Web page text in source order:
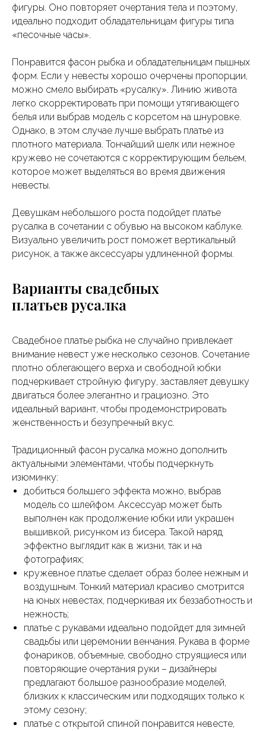
фигуры. Оно повторяет очертания тела и поэтому,
идеально подходит обладательницам фигуры типа
«песочные часы».
Понравится фасон рыбка и обладательницам пышных
форм. Если у невесты хорошо очерчены пропорции,
можно смело выбирать «русалку». Линию живота
легко скорректировать при помощи утягивающего
белья или выбрав модель с корсетом на шнуровке.
Однако, в этом случае лучше выбрать платье из
плотного материала. Тончайший шелк или нежное
кружево не сочетаются с корректирующим бельем,
которое может выделяться во время движения
невесты.
Девушкам небольшого роста подойдет платье
русалка в сочетании с обувью на высоком каблуке.
Визуально увеличить рост поможет вертикальный
рисунок, а также аксессуары удлиненной формы.
Варианты свадебных
платьев русалка
Свадебное платье рыбка не случайно привлекает
внимание невест уже несколько сезонов. Сочетание
плотно облегающего верха и свободной юбки
подчеркивает стройную фигуру, заставляет девушку
двигаться более элегантно и грациозно. Это
идеальный вариант, чтобы продемонстрировать
женственность и безупречный вкус.
Традиционный фасон русалка можно дополнить
актуальными элементами, чтобы подчеркнуть
изюминку:
добиться большего эффекта можно, выбрав
модель со шлейфом. Аксессуар может быть
выполнен как продолжение юбки или украшен
вышивкой, рисунком из бисера. Такой наряд
эффектно выглядит как в жизни, так и на
фотографиях;
кружевное платье сделает образ более нежным и
воздушным. Тонкий материал красиво смотрится
на юных невестах, подчеркивая их беззаботность и
нежность;
платье с рукавами идеально подойдет для зимней
свадьбы или церемонии венчания. Рукава в форме
фонариков, объемные, свободно струящиеся или
повторяющие очертания руки – дизайнеры
предлагают большое разнообразие моделей,
близких к классическим или подходящих только к
этому сезону;
платье с открытой спиной понравится невесте,